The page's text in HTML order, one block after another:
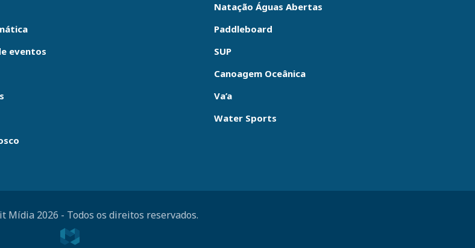
eventos
Natação Águas Abertas
Paddleboard
SUP
Canoagem Oceânica
Va’a
Water Sports
Mídia 2026 - Todos os direitos reservados.